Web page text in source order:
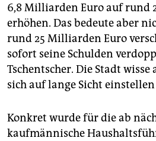
6,8 Milliarden Euro auf rund
erhöhen. Das bedeute aber
rund 25 Milliarden Euro
sofort seine Schulden
Tschentscher. Die Stadt
sich auf lange Sicht einstellen
Konkret wurde für die ab
kaufmännische